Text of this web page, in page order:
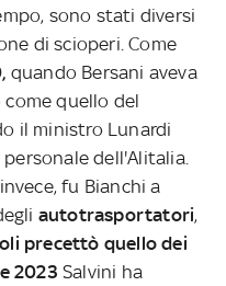
sono stati diversi
di scioperi. Come
quando Bersani aveva
quello del
il ministro Lunardi
dell'Alitalia.
fu Bianchi a
autotrasportatori,
precettò quello dei
2023 Salvini ha